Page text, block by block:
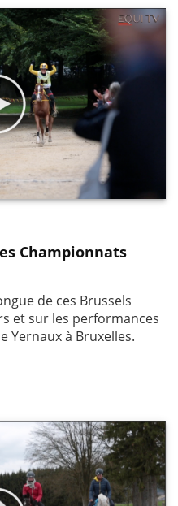
Championnats
de ces Brussels
et sur les performances
Yernaux​ à Bruxelles.